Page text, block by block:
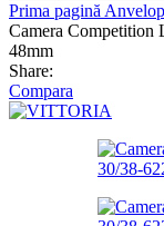
Prima pagină
Camera
48mm
Share:
Compara